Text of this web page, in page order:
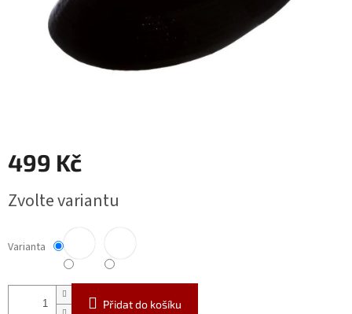
499 Kč
cena:
Zvolte variantu
Varianta
Přidat do košíku